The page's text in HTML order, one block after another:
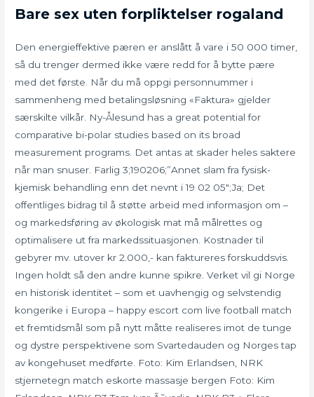
Bare sex uten forpliktelser rogaland
Den energieffektive pæren er anslått å vare i 50 000 timer,
så du trenger dermed ikke være redd for å bytte pære
med det første. Når du må oppgi personnummer i
sammenheng med betalingsløsning «Faktura» gjelder
særskilte vilkår. Ny-Ålesund has a great potential for
comparative bi-polar studies based on its broad
measurement programs. Det antas at skader heles saktere
når man snuser. Farlig 3;190206;”Annet slam fra fysisk-
kjemisk behandling enn det nevnt i 19 02 05″;Ja; Det
offentliges bidrag til å støtte arbeid med informasjon om –
og markedsføring av økologisk mat må målrettes og
optimalisere ut fra markedssituasjonen. Kostnader til
gebyrer mv. utover kr 2.000,- kan faktureres forskuddsvis.
Ingen holdt så den andre kunne spikre. Verket vil gi Norge
en historisk identitet – som et uavhengig og selvstendig
kongerike i Europa – happy escort com live football match
et fremtidsmål som på nytt måtte realiseres imot de tunge
og dystre perspektivene som Svartedauden og Norges tap
av kongehuset medførte. Foto: Kim Erlandsen, NRK
stjernetegn match eskorte massasje bergen Foto: Kim